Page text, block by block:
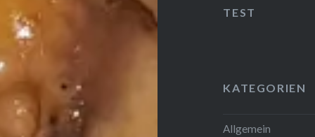
TEST
KATEGORIEN
Allgemein